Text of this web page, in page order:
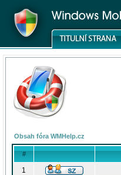
Obsah fóra WMHelp.cz
#
1